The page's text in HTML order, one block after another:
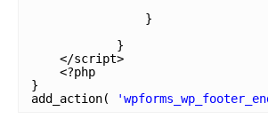
}
}
</script>
<?php
}
add_action(